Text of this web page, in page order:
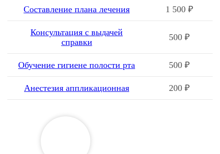
Составление плана лечения 1 500 ₽
Консультация с выдачей
справки
500 ₽
Обучение гигиене полости рта 500 ₽
Анестезия аппликационная 200 ₽